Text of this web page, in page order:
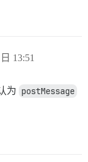
13:51
为 postMessage